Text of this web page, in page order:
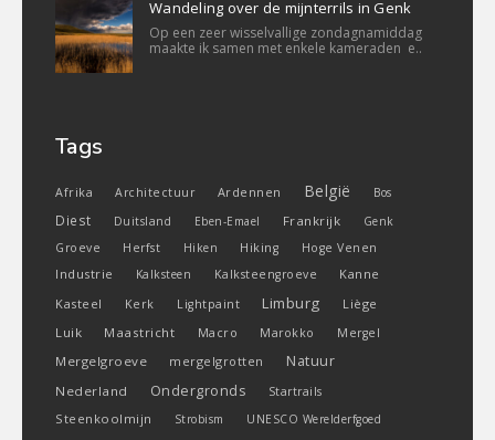
Wandeling over de mijnterrils in Genk
Op een zeer wisselvallige zondagnamiddag
maakte ik samen met enkele kameraden e..
Tags
Afrika Architectuur Ardennen België Bos
Diest Duitsland Eben-Emael Frankrijk
Genk
Groeve
Herfst Hiken Hiking Hoge Venen
Industrie Kalksteen Kalksteengroeve
Kanne
Kasteel
Kerk Lightpaint Limburg
Liège
Luik
Maastricht Macro Marokko Mergel
Mergelgroeve mergelgrotten Natuur
Nederland Ondergronds Startrails
Steenkoolmijn Strobism UNESCO Werelderfgoed